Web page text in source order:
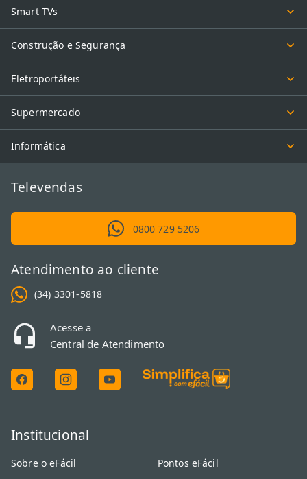
Smart TVs
Construção e Segurança
Eletroportáteis
Supermercado
Informática
Televendas
0800 729 5206
Atendimento ao cliente
(34) 3301-5818
Acesse a
Central de Atendimento
Institucional
Sobre o eFácil
Pontos eFácil